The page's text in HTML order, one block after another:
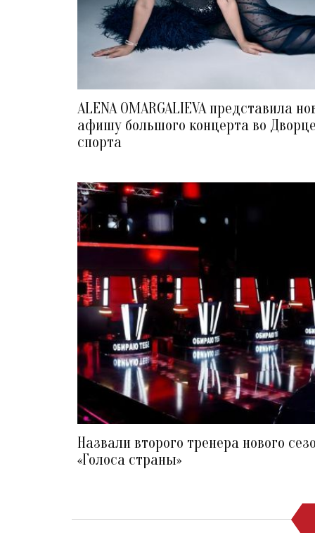
ALENA OMARGALIEVA представила
афишу большого концерта во
спорта
Назвали второго тренера нового
«Голоса страны»